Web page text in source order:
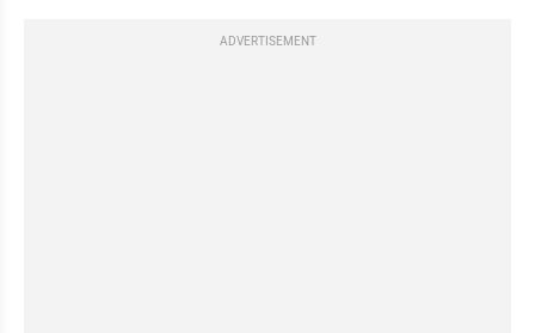
ADVERTISEMENT